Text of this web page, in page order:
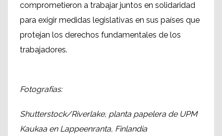
comprometieron a trabajar juntos en solidaridad
para exigir medidas legislativas en sus países que
protejan los derechos fundamentales de los
trabajadores.
Fotografías:
Shutterstock/Riverlake, planta papelera de UPM
Kaukaa en Lappeenranta, Finlandia